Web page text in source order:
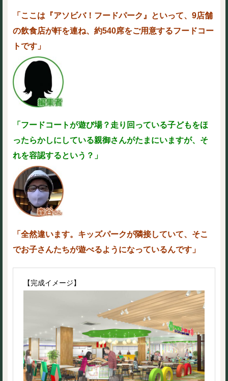
「ここは『アソビバ！フードパーク』といって、9店舗
の飲食店が軒を連ね、約540席をご用意するフードコー
トです」
「フードコートが遊び場？走り回っている子どもをほ
ったらかしにしている親御さんがたまにいますが、そ
れを容認するという？」
「全然違います。キッズパークが隣接していて、そこ
でお子さんたちが遊べるようになっているんです」
【完成イメージ】